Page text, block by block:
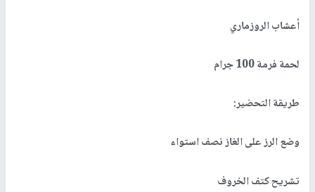
أعشاب الروزماري
لحمة فرمة 100 جرام
طريقة التحضير:
وضع الرز على الغاز نصف استواء
تشريح كتف الخروف